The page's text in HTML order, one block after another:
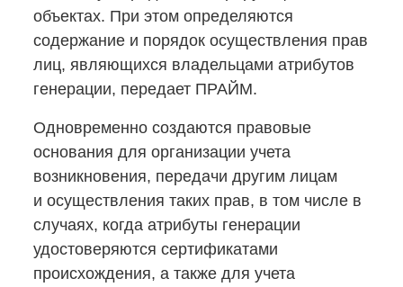
объектах. При этом определяются
содержание и порядок осуществления прав
лиц, являющихся владельцами атрибутов
генерации, передает ПРАЙМ.
Одновременно создаются правовые
основания для организации учета
возникновения, передачи другим лицам
и осуществления таких прав, в том числе в
случаях, когда атрибуты генерации
удостоверяются сертификатами
происхождения, а также для учета